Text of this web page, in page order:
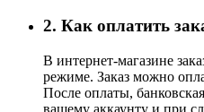
2. Как оплатить
В интернет-магазине
режиме. Заказ можно
После оплаты,
вашему аккаунту и при